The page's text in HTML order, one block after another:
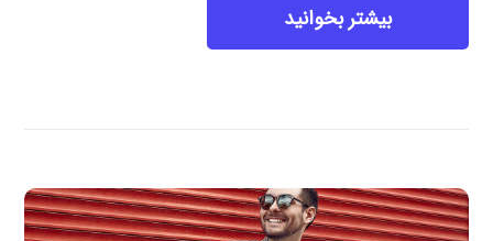
بیشتر بخوانید